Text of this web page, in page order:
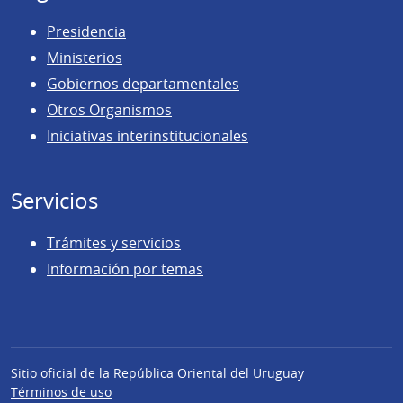
Presidencia
Ministerios
Gobiernos departamentales
Otros Organismos
Iniciativas interinstitucionales
Servicios
Trámites y servicios
Información por temas
Sitio oficial de la República Oriental del Uruguay
Términos de uso